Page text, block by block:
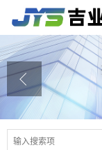
公司首页
公司介绍
公司动态
产品展厅